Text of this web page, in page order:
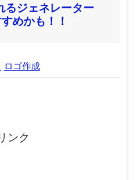
るジェネレーター
めかも！！
ロゴ作成
ンク